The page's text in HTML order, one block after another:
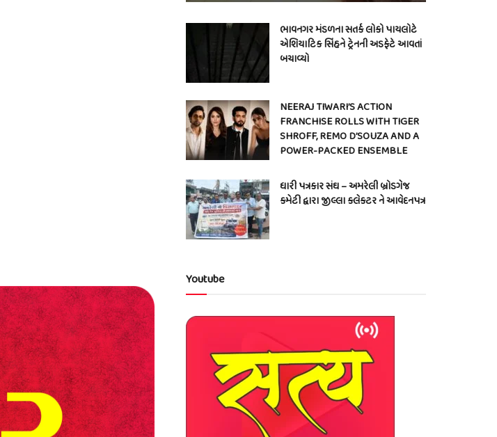
ભાવનગર મંડળના સતર્ક લોકો પાયલોટે
એશિયાટિક સિંહને ટ્રેનની અડફેટે આવતાં
બચાવ્યો
NEERAJ TIWARI’S ACTION
FRANCHISE ROLLS WITH TIGER
SHROFF, REMO D’SOUZA AND A
POWER-PACKED ENSEMBLE
ધારી પત્રકાર સંઘ – અમરેલી બ્રોડગેજ
કમેટી દ્વારા જીલ્લા કલેકટર ને આવેદનપત્ર
Youtube